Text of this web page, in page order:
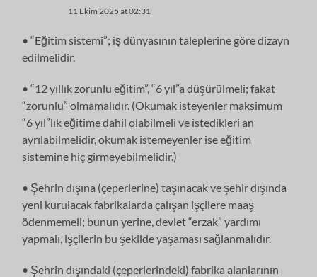
11 Ekim 2025 at 02:31
• “Eğitim sistemi”; iş dünyasının taleplerine göre dizayn
edilmelidir.
• “12 yıllık zorunlu eğitim”, “6 yıl”a düşürülmeli; fakat
“zorunlu” olmamalıdır. (Okumak isteyenler maksimum
“6 yıl”lık eğitime dahil olabilmeli ve istedikleri an
ayrılabilmelidir, okumak istemeyenler ise eğitim
sistemine hiç girmeyebilmelidir.)
• Şehrin dışına (çeperlerine) taşınacak ve şehir dışında
yeni kurulacak fabrikalarda çalışan işçilere maaş
ödenmemeli; bunun yerine, devlet “erzak” yardımı
yapmalı, işçilerin bu şekilde yaşaması sağlanmalıdır.
• Şehrin dışındaki (çeperlerindeki) fabrika alanlarının